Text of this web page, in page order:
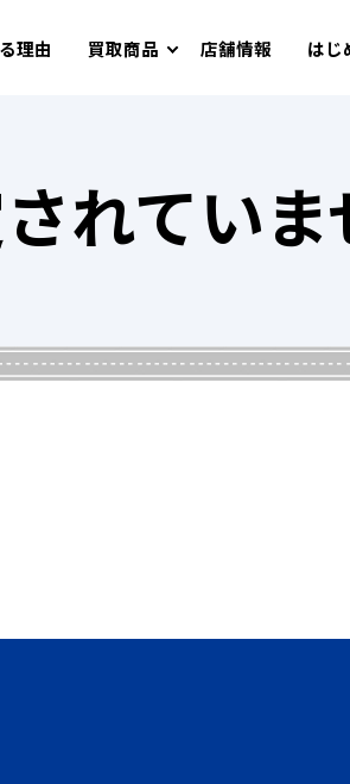
理由 買取商品 店舗情報 はじ
れていま